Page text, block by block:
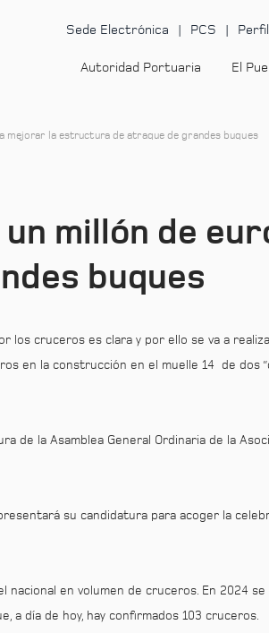
Sede Electrónica PCS
Autoridad Portuaria El
mejorar la estructura de atraque de grandes buques
millón de
buques
los cruceros es clara y por ello se va a
en la construcción en el muelle 14 de
de la Asamblea General Ordinaria de la
su candidatura para acoger la
nacional en volumen de cruceros. En 2024
a día de hoy, hay confirmados 103 cruceros.